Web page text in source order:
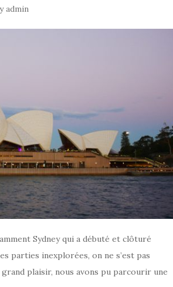
admin
Sydney qui a débuté et clôturé
parties inexplorées, on ne s’est pas
plaisir, nous avons pu parcourir une